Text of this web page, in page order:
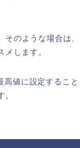
のような場合は、
します。
値に設定すること